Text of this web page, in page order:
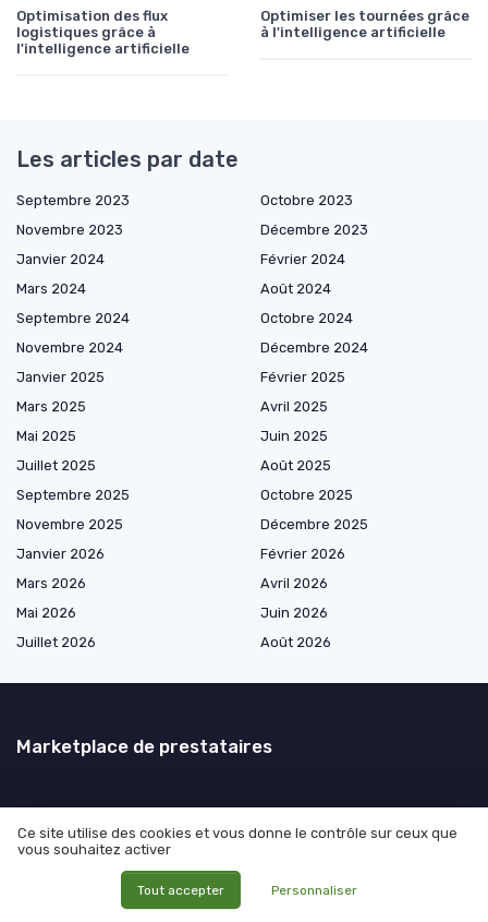
Optimisation des flux
logistiques grâce à
l'intelligence artificielle
Optimiser les tournées grâce
à l'intelligence artificielle
Les articles par date
Septembre 2023
Octobre 2023
Novembre 2023
Décembre 2023
Janvier 2024
Février 2024
Mars 2024
Août 2024
Septembre 2024
Octobre 2024
Novembre 2024
Décembre 2024
Janvier 2025
Février 2025
Mars 2025
Avril 2025
Mai 2025
Juin 2025
Juillet 2025
Août 2025
Septembre 2025
Octobre 2025
Novembre 2025
Décembre 2025
Janvier 2026
Février 2026
Mars 2026
Avril 2026
Mai 2026
Juin 2026
Juillet 2026
Août 2026
Marketplace de prestataires
Comprendre la tolérance au dépassement du temps de conduite de
Ce site utilise des cookies et vous donne le contrôle sur ceux que
vous souhaitez activer
Tout accepter Personnaliser